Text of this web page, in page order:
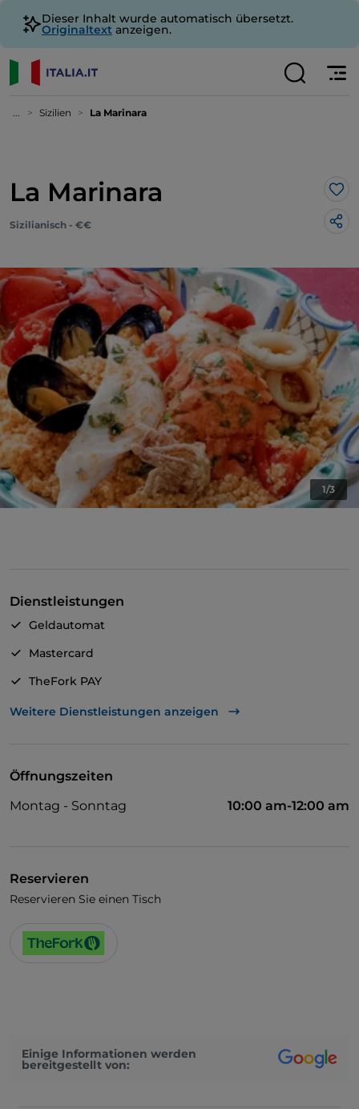
Dieser Inhalt wurde automatisch übersetzt.
Originaltext anzeigen.
... Sizilien La Marinara
La Marinara
Sizilianisch - €€
1/3
Dienstleistungen
Geldautomat
Mastercard
TheFork PAY
UnionPay über TheFork PAY
Weitere Dienstleistungen anzeigen
Öffnungszeiten
Montag - Sonntag
10:00 am-12:00 am
Reservieren
Reservieren Sie einen Tisch
Einige Informationen werden
bereitgestellt von: